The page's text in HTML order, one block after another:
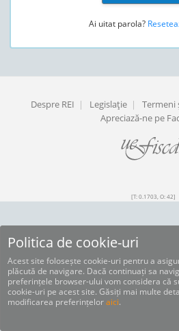
Ai uitat parola?
Despre REI | Legislaţie | Termeni
Apreciază-ne pe
[T: 0.1703, O: 42]
Politica de cookie-uri
Acest site folosește cookie-uri pentru a
plăcută de navigare. Dacă continuați sa
preferințele browser-ului vom considera că
cookie-uri pe acest site. Găsiți mai multe
modificarea preferințeloraici.